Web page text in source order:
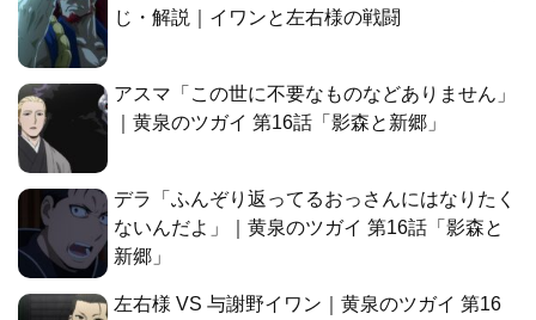
じ・解説｜イワンと左右様の戦闘
アスマ「この世に不要なものなどありません」
｜黄泉のツガイ 第16話「影森と新郷」
デラ「ふんぞり返ってるおっさんにはなりたく
ないんだよ」｜黄泉のツガイ 第16話「影森と
新郷」
左右様 VS 与謝野イワン｜黄泉のツガイ 第16